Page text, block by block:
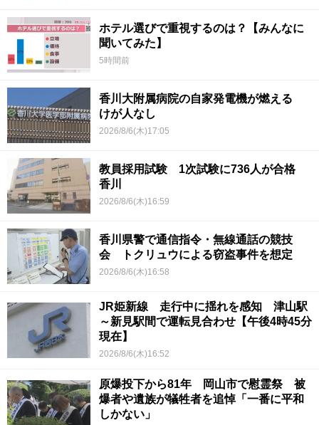
ホテル選びで重視するのは？【みんなに
聞いてみた】
5時間前
香川大附属病院の自家発電機が燃える
けが人なし
2026/8/6(木)17:05
教員採用試験 1次試験に736人が合格
香川
2026/8/6(木)16:59
香川県警で通信指令・無線通話の競技
会 トクリュウによる窃盗事件を想定
2026/8/6(木)16:58
JR姫新線 走行中に揺れを感知 津山駅
～新見駅間で運転見合わせ【午後4時45分
現在】
2026/8/6(木)16:52
原爆投下から81年 岡山市で慰霊祭 被
爆者や遺族が犠牲者を追悼「一番に平和
しかない」